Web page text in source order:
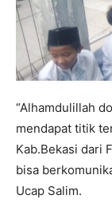
“Alhamdulillah
mendapat titik
Kab.Bekasi dari
bisa
Ucap Salim.